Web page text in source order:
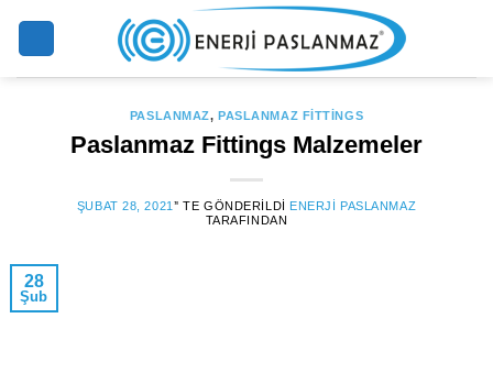
PASLANMAZ,PASLANMAZ FITTINGS
Paslanmaz Fittings Malzemeler
ŞUBAT 28, 2021 ’' TE GÖNDERILDI ENERJI PASLANMAZ
TARAFINDAN
28
Şub